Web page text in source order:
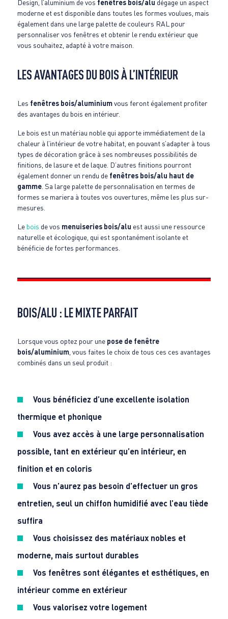
Design, l’aluminium de vos fenêtres bois/alu dégage un aspect
moderne et est disponible dans toutes les formes voulues, mais
également dans une large palette de couleurs RAL pour
personnaliser vos fenêtres et obtenir le rendu extérieur que
vous souhaitez, adapté à votre maison.
LES AVANTAGES DU BOIS À L’INTÉRIEUR
Les fenêtres bois/aluminiumvous feront également profiter
des avantages du bois en intérieur.
Le bois est un matériau noble qui apporte immédiatement de la
chaleur à l’intérieur de votre habitat, en pouvant s’adapter à tous
types de décoration grâce à ses nombreuses possibilités de
finitions, de lasure et de laque. D’autres finitions pourront
également donner un rendu defenêtres bois/alu haut de
gamme. Sa large palette de personnalisation en termes de
formes se mariera à toutes vos ouvertures, même les plus sur-
mesures.
Lebois de vos menuiseries bois/alu est aussi une ressource
naturelle et écologique, qui est spontanément isolante et
bénéficie de fortes performances.
BOIS/ALU : LE MIXTE PARFAIT
Lorsque vous optez pour une pose de fenêtre
bois/aluminium, vous faites le choix de tous ces ces avantages
combinés dans un seul produit :
Vous bénéficiez d’une excellente isolation
thermique et phonique
Vous avez accès à une large personnalisation
possible, tant en extérieur qu’en intérieur, en
finition et en coloris
Vous n’aurez pas besoin d’effectuer un gros
entretien, seul un chiffon humidifié avec l’eau tiède
suffira
Vous choisissez des matériaux nobles et
moderne, mais surtout durables
Vos fenêtres sont élégantes et esthétiques, en
intérieur comme en extérieur
Vous valorisez votre logement